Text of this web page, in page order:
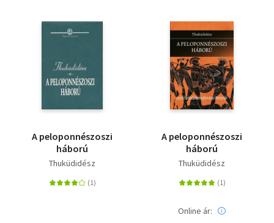
Társadalomtudomány
Történelem
A peloponnészoszi
háború
Thuküdidész
A peloponnészoszi
háború
Thuküdidész
Online ár: